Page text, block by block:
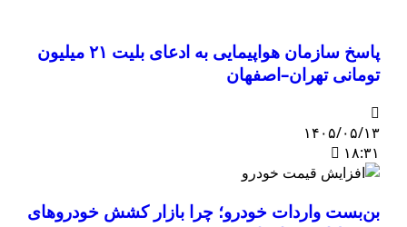
پاسخ سازمان هواپیمایی به ادعای بلیت ۲۱ میلیون
تومانی تهران–اصفهان
۱۴۰۵/۰۵/۱۳
۱۸:۳۱
بن‌بست واردات خودرو؛ چرا بازار کشش خودروهای